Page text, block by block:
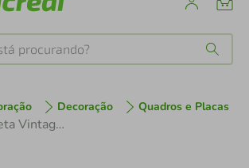
Decoração Quadros e Placas
Quadro Bicicleta Vintage 86x60 Caixa Marfim